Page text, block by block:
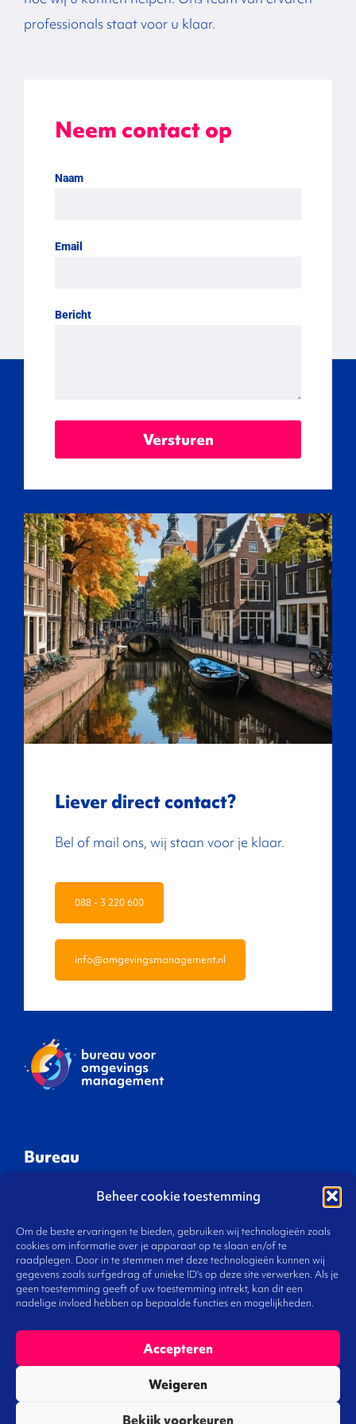
Beheer cookie toestemming
Om de beste ervaringen te bieden, gebruiken wij technologieën zoals
cookies om informatie over je apparaat op te slaan en/of te
raadplegen. Door in te stemmen met deze technologieën kunnen wij
gegevens zoals surfgedrag of unieke ID's op deze site verwerken. Als je
geen toestemming geeft of uw toestemming intrekt, kan dit een
nadelige invloed hebben op bepaalde functies en mogelijkheden.
Accepteren
Weigeren
Bekijk voorkeuren
professionals staat voor u klaar.
Neem contact op
Naam
Email
Bericht
Versturen
Liever direct contact?
Bel of mail ons, wij staan voor je klaar.
088 - 3 220 600
info@omgevingsmanagement.nl
Bureau
Gespreksleiders
Onze visie
Ons team
Werken bij